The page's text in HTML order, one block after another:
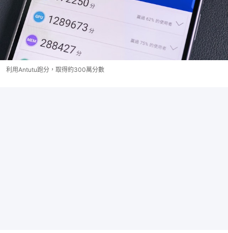
利用Antutu跑分，取得約300萬分數